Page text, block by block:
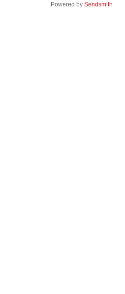
Powered by Sendsmith